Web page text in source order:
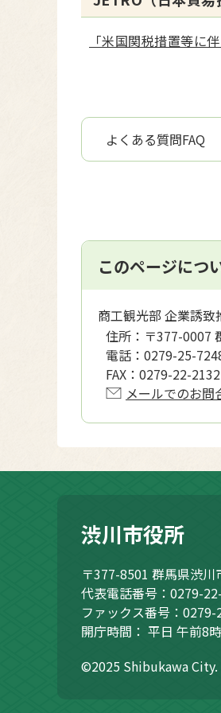
「米国関税措置等に
よくある質問FAQ
このページにつ
商工観光部 企業誘
住所： 〒377-0007
電話： 0279-25-
FAX： 0279-22-2132
メールでのお問
渋川市役所
〒377-8501 群馬県渋川
代表電話番号：0279-
ファックス番号：0279-
開庁時間： 平日 午前8
©2025 Shibukawa City.